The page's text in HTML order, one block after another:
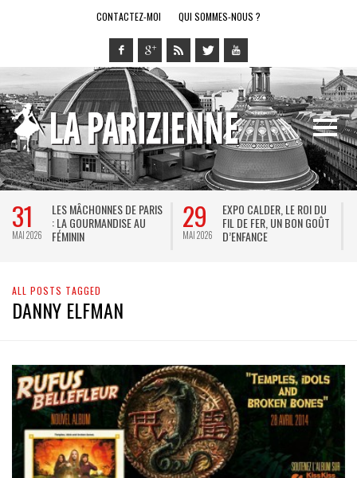
CONTACTEZ-MOI QUI SOMMES-NOUS ?
31
MAI 2026
LES MÂCHONNES DE PARIS
: LA GOURMANDISE AU
FÉMININ
29
MAI 2026
EXPO CALDER, LE ROI DU
FIL DE FER, UN BON GOÛT
D’ENFANCE
ALL POSTS TAGGED
DANNY ELFMAN